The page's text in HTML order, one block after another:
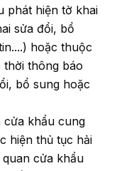
phát hiện tờ khai
sửa đổi, bổ
hoặc thuộc
thông báo
bổ sung hoặc
cửa khẩu cung
hiện thủ tục hải
cửa khẩu